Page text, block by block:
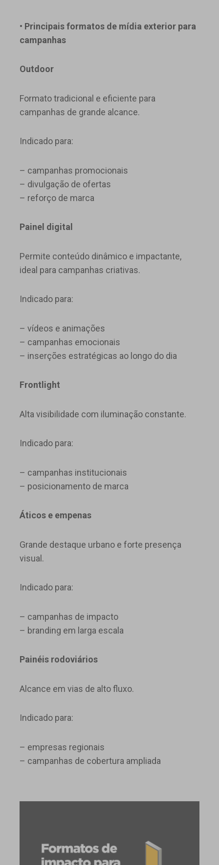
• Principais formatos de mídia exterior para
campanhas
Outdoor
Formato tradicional e eficiente para
campanhas de grande alcance.
Indicado para:
– campanhas promocionais
– divulgação de ofertas
– reforço de marca
Painel digital
Permite conteúdo dinâmico e impactante,
ideal para campanhas criativas.
Indicado para:
– vídeos e animações
– campanhas emocionais
– inserções estratégicas ao longo do dia
Frontlight
Alta visibilidade com iluminação constante.
Indicado para:
– campanhas institucionais
– posicionamento de marca
Áticos e empenas
Grande destaque urbano e forte presença
visual.
Indicado para:
– campanhas de impacto
– branding em larga escala
Painéis rodoviários
Alcance em vias de alto fluxo.
Indicado para:
– empresas regionais
– campanhas de cobertura ampliada